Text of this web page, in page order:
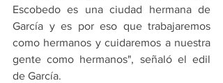
Escobedo es una ciudad hermana de
García y es por eso que trabajaremos
como hermanos y cuidaremos a nuestra
gente como hermanos", señaló el edil
de García.